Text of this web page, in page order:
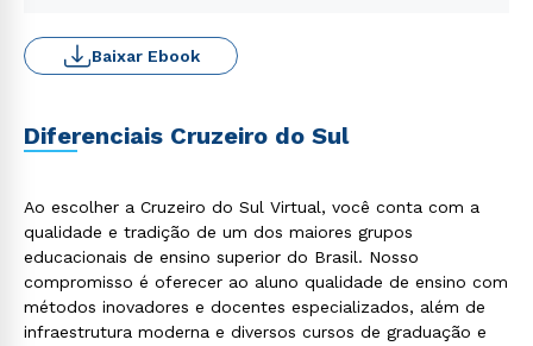
Baixar Ebook
Diferenciais Cruzeiro do Sul
Ao escolher a Cruzeiro do Sul Virtual, você conta com a
qualidade e tradição de um dos maiores grupos
educacionais de ensino superior do Brasil. Nosso
compromisso é oferecer ao aluno qualidade de ensino com
métodos inovadores e docentes especializados, além de
infraestrutura moderna e diversos cursos de graduação e